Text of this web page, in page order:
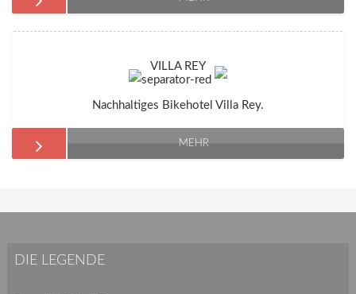
VILLA REY
Nachhaltiges Bikehotel Villa Rey.
MEHR
DIE LEGENDE